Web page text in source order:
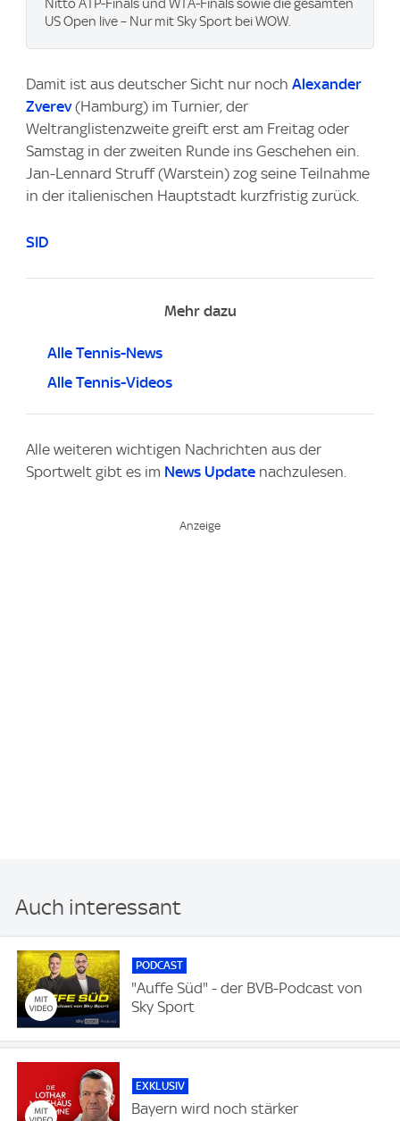
Nitto ATP-Finals und WTA-Finals sowie die gesamten
US Open live – Nur mit Sky Sport bei WOW.
Damit ist aus deutscher Sicht nur noch Alexander
Zverev(Hamburg) im Turnier, der
Weltranglistenzweite greift erst am Freitag oder
Samstag in der zweiten Runde ins Geschehen ein.
Jan-Lennard Struff (Warstein) zog seine Teilnahme
in der italienischen Hauptstadt kurzfristig zurück.
SID
Mehr dazu
Alle Tennis-News
Alle Tennis-Videos
Alle weiteren wichtigen Nachrichten aus der
Sportwelt gibt es im News Update nachzulesen.
Auch interessant
PODCAST
"Auffe Süd" - der BVB-Podcast von
Sky Sport
EXKLUSIV
Bayern wird noch stärker